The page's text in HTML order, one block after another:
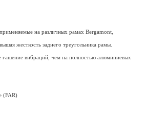
на различных рамах Bergamont,
жесткость заднего треугольника рамы.
вибраций, чем на полностью алюминиевых
(FAR)